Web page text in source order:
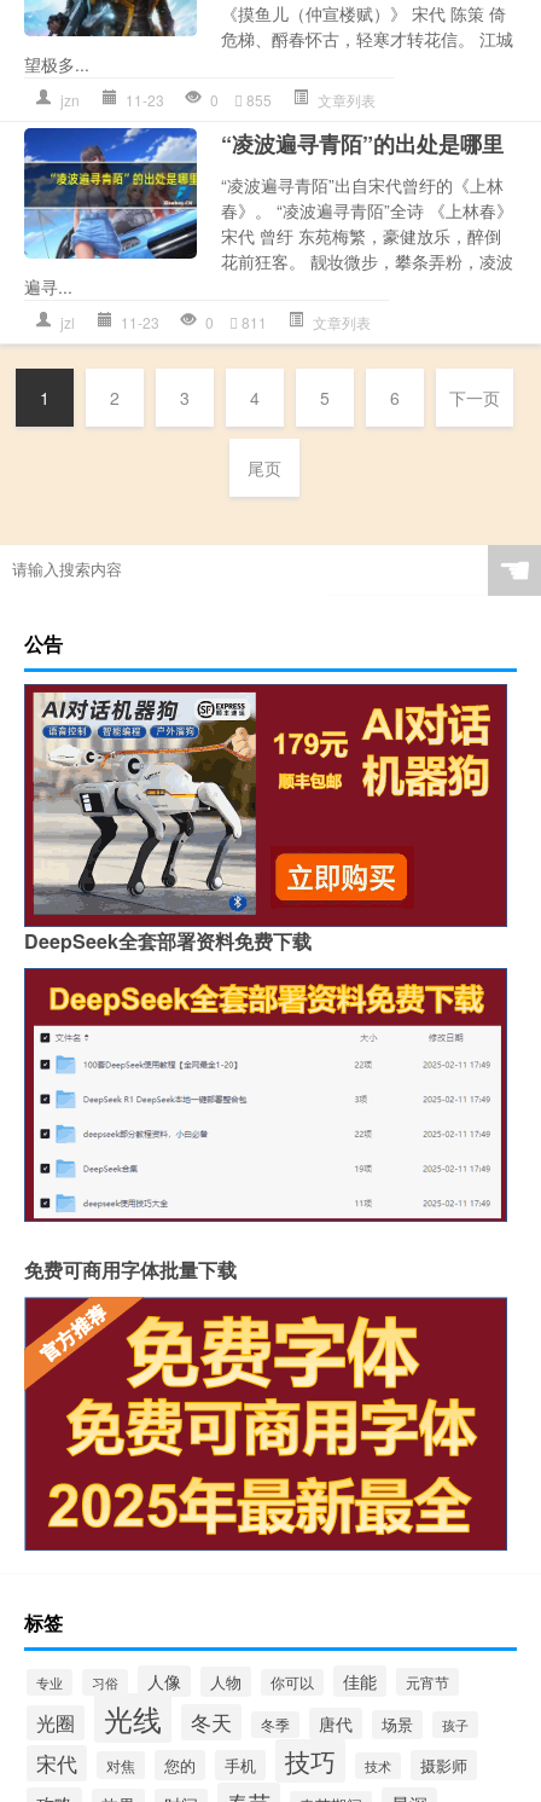
《摸鱼儿（仲宣楼赋）》 宋代 陈策 倚
危梯、酹春怀古，轻寒才转花信。 江城
望极多...
jzn 11-23 0 855 文章列表
“凌波遍寻青陌”的出处是哪里
“凌波遍寻青陌”出自宋代曾纡的《上林
春》。 “凌波遍寻青陌”全诗 《上林春》
宋代 曾纡 东苑梅繁，豪健放乐，醉倒
花前狂客。 靓妆微步，攀条弄粉，凌波
遍寻...
jzl 11-23 0 811 文章列表
1 2 3 4 5 6 下一页
尾页
☚
公告
DeepSeek全套部署资料免费下载
免费可商用字体批量下载
标签
专业 习俗 人像 人物 你可以 佳能 元宵节
光圈 光线 冬天 冬季 唐代 场景 孩子
宋代 对焦 您的 手机 技巧 技术 摄影师